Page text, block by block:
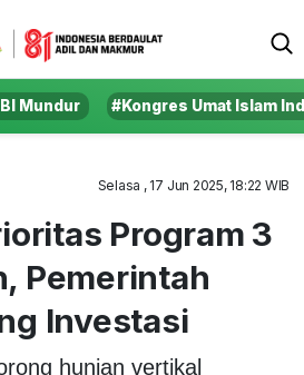
Mundur #Kongres Umat Islam
Selasa , 17 Jun 2025, 18:22 WIB
Program 3
Pemerintah
Investasi
hunian vertikal